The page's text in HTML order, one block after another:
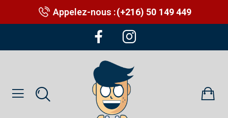
Appelez-nous :(+216) 50 149 449